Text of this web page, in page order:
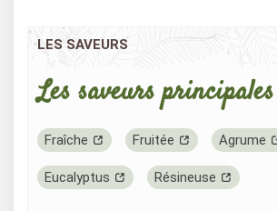
LES SAVEURS
Les saveurs principales
Fraîche Fruitée Agrume
Eucalyptus Résineuse